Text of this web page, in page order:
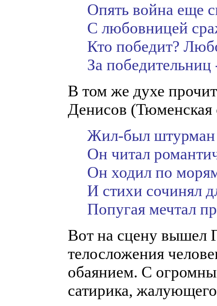
Опять война еще
С любовницей
Кто победит?
За
В том же духе
Денисов (Тюменская
Жил-был штурман
Он читал
Он ходил по
И стихи сочинял
Попугая мечтал
Вот на сцену вышел
телосложения
обаянием. С
сатирика,